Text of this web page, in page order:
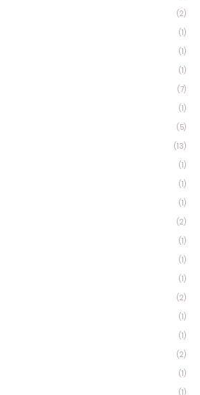
(2)
(1)
(1)
(1)
(7)
(1)
(5)
(13)
(1)
(1)
(1)
(2)
(1)
(1)
(1)
(2)
(1)
(1)
(2)
(1)
(1)